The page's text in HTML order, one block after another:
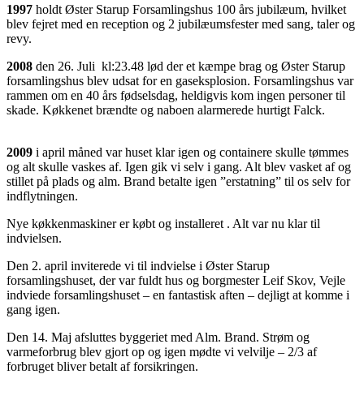
1997 holdt Øster Starup Forsamlingshus 100 års jubilæum, hvilket
blev fejret med en reception og 2 jubilæumsfester med sang, taler og
revy.
2008 den 26. Juli kl:23.48 lød der et kæmpe brag og Øster Starup
forsamlingshus blev udsat for en gaseksplosion. Forsamlingshus var
rammen om en 40 års fødselsdag, heldigvis kom ingen personer til
skade. Køkkenet brændte og naboen alarmerede hurtigt Falck.
2009 i april måned var huset klar igen og containere skulle tømmes
og alt skulle vaskes af. Igen gik vi selv i gang. Alt blev vasket af og
stillet på plads og alm. Brand betalte igen ”erstatning” til os selv for
indflytningen.
Nye køkkenmaskiner er købt og installeret . Alt var nu klar til
indvielsen.
Den 2. april inviterede vi til indvielse i Øster Starup
forsamlingshuset, der var fuldt hus og borgmester Leif Skov, Vejle
indviede forsamlingshuset – en fantastisk aften – dejligt at komme i
gang igen.
Den 14. Maj afsluttes byggeriet med Alm. Brand. Strøm og
varmeforbrug blev gjort op og igen mødte vi velvilje – 2/3 af
forbruget bliver betalt af forsikringen.